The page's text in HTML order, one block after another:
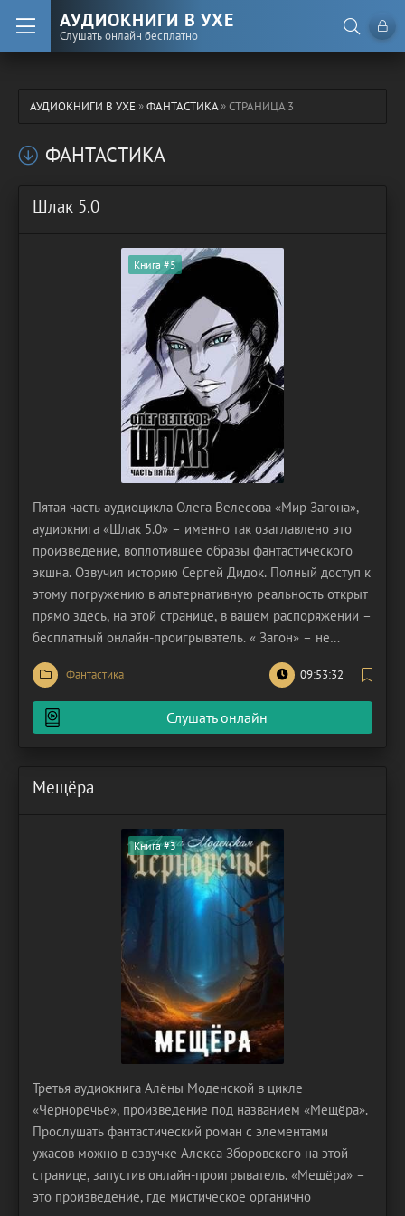
АУДИОКНИГИ В УХЕ
Слушать онлайн бесплатно
АУДИОКНИГИ В УХЕ»ФАНТАСТИКА» СТРАНИЦА 3
ФАНТАСТИКА
Шлак 5.0
Книга #5
Пятая часть аудиоцикла Олега Велесова «Мир Загона»,
аудиокнига «Шлак 5.0» – именно так озаглавлено это
произведение, воплотившее образы фантастического
экшна. Озвучил историю Сергей Дидок. Полный доступ к
этому погружению в альтернативную реальность открыт
прямо здесь, на этой странице, в вашем распоряжении –
бесплатный онлайн-проигрыватель. « Загон» – не
просто образ, а симфония тлена, гигантский механизм, в
котором человеческая плоть перестает быть сосудом
души, превращаясь в ценное сырье.
Фантастика 09:53:32
Слушать онлайн
Мещёра
Книга #3
Третья аудиокнига Алёны Моденской в цикле
«Черноречье», произведение под названием «Мещёра».
Прослушать фантастический роман с элементами
ужасов можно в озвучке Алекса Зборовского на этой
странице, запустив онлайн-проигрыватель. «Мещёра» –
это произведение, где мистическое органично